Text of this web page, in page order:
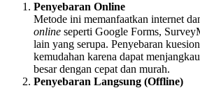
Penyebaran Online
Metode ini memanfaatkan internet
online seperti Google Forms,
lain yang serupa. Penyebaran
kemudahan karena dapat
besar dengan cepat dan murah.
Penyebaran Langsung (Offline)